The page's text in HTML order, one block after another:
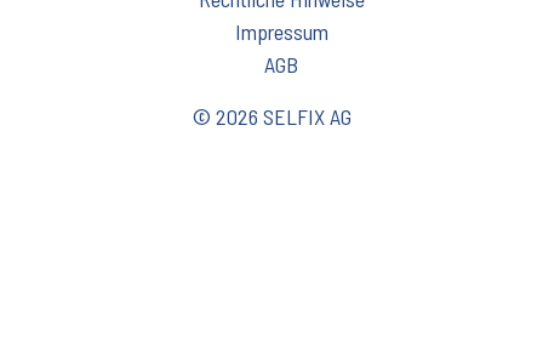
Impressum
AGB
© 2026 SELFIX AG